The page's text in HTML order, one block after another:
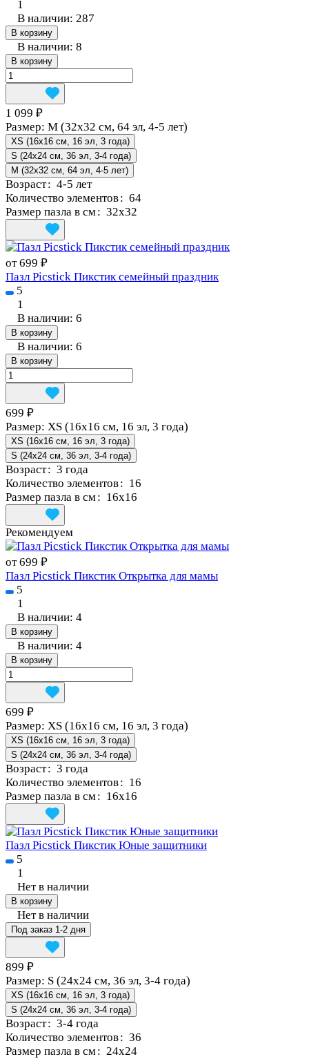
1
В наличии: 287
В корзину
В наличии: 8
В корзину
1 099 ₽
Размер: M (32x32 см, 64 эл, 4-5 лет)
XS (16x16 см, 16 эл, 3 года)
S (24x24 см, 36 эл, 3-4 года)
M (32x32 см, 64 эл, 4-5 лет)
Возраст: 4-5 лет
Количество элементов: 64
Размер пазла в см: 32х32
от 699 ₽
Пазл Picstick Пикстик семейный праздник
5
1
В наличии: 6
В корзину
В наличии: 6
В корзину
699 ₽
Размер: XS (16x16 см, 16 эл, 3 года)
XS (16x16 см, 16 эл, 3 года)
S (24x24 см, 36 эл, 3-4 года)
Возраст: 3 года
Количество элементов: 16
Размер пазла в см: 16x16
Рекомендуем
от 699 ₽
Пазл Picstick Пикстик Открытка для мамы
5
1
В наличии: 4
В корзину
В наличии: 4
В корзину
699 ₽
Размер: XS (16x16 см, 16 эл, 3 года)
XS (16x16 см, 16 эл, 3 года)
S (24x24 см, 36 эл, 3-4 года)
Возраст: 3 года
Количество элементов: 16
Размер пазла в см: 16x16
Пазл Picstick Пикстик Юные защитники
5
1
Нет в наличии
В корзину
Нет в наличии
Под заказ 1-2 дня
899 ₽
Размер: S (24x24 см, 36 эл, 3-4 года)
XS (16x16 см, 16 эл, 3 года)
S (24x24 см, 36 эл, 3-4 года)
Возраст: 3-4 года
Количество элементов: 36
Размер пазла в см: 24x24